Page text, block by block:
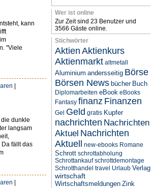
kann
"Viele
|
dunkle
langsam
fällt das
|
Wer ist online
Zur Zeit sind 23 Benutzer und
3566 Gäste online.
Stichwörter
Aktien Aktienkurs
Aktienmarkt altmetall
Aluminium andersseitig Börse
Börsen News bücher Buch
Diplomarbeiten eBook eBooks
Fantasy finanz Finanzen
Gel Geld gratis Kupfer
nachrichten Nachrichten
Aktuel Nachrichten
Aktuell
new-ebooks Romane
Schrott schrottabholung
Schrottankauf schrottdemontage
Schrotthandel travel Urlaub Verlag
wirtschaft
Wirtschaftsmeldungen Zink